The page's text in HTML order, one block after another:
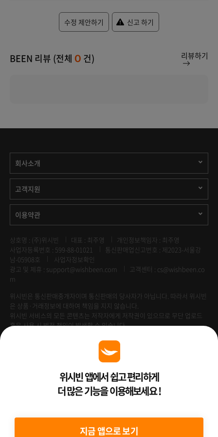
수정 제안하기 신고 하기
BEEN 리뷰 (전체 0 건) 리뷰하기
회사소개
고객지원
이용약관
상호명 : (주)위시빈 대표 : 최주영
개인정보책임자 : 최주영
사업자등록번호 : 599-88-01021
통신판매업신고번호 : 제2023-서울강
남-05908호
사업자정보확인
광고 및 제휴 : support@wishbeen.com
고객센터 : cs@wishbeen.co
m
위시빈은 통신판매중개자이며 통신판매의 당사자가 아닙니다. 따라서 위시빈
은 상품·거래정보에 대하여 책임을 지지 않습니다.
위시빈 서비스의 모든 콘텐츠는 저작자에게 저작권이 있으므로 무단 업로드
혹은 사용 시 법적 책임이 발생할 수 있습니다.
Venture Enterprise위시빈 앱에서 쉽고 편리하게
더 많은 기능을 이용해보세요 !
지금 앱으로 보기